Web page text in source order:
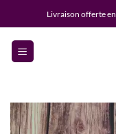
au
contenu
Livraison offerte